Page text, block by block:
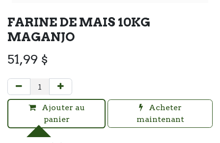
FARINE DE MAIS 10KG
MAGANJO
51,99 $
Ajouter au
panier
Acheter
maintenant